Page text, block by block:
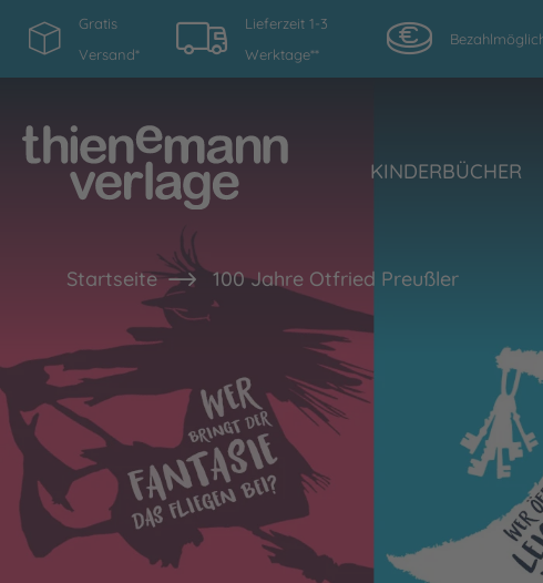
Gratis
Versand*
Lieferzeit 1-3
Werktage**
KINDERBÜCHER
Startseite 100 Jahre Otfried Preußler